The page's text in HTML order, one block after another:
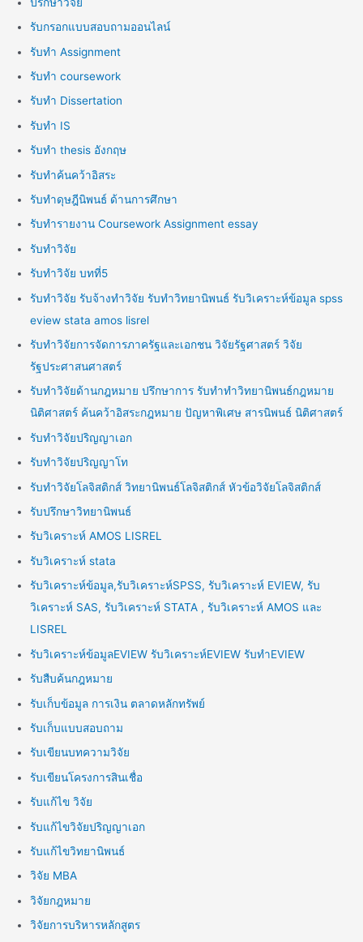
รับกรอกแบบสอบถามออนไลน์
รับทำ Assignment
รับทำ coursework
รับทำ Dissertation
รับทำ IS
รับทำ thesis อังกฤษ
รับทำค้นคว้าอิสระ
รับทำดุษฎีนิพนธ์ ด้านการศึกษา
รับทำรายงาน Coursework Assignment essay
รับทำวิจัย
รับทำวิจัย บทที่5
รับทำวิจัย รับจ้างทำวิจัย รับทำวิทยานิพนธ์ รับวิเคราะห์ข้อมูล spss
eview stata amos lisrel
รับทำวิจัยการจัดการภาครัฐและเอกชน วิจัยรัฐศาสตร์ วิจัย
รัฐประศาสนศาสตร์
รับทำวิจัยด้านกฎหมาย ปรึกษาการ รับทำทำวิทยานิพนธ์กฎหมาย
นิติศาสตร์ ค้นคว้าอิสระกฎหมาย ปัญหาพิเศษ สารนิพนธ์ นิติศาสตร์
รับทำวิจัยปริญญาเอก
รับทำวิจัยปริญญาโท
รับทำวิจัยโลจิสติกส์ วิทยานิพนธ์โลจิสติกส์ หัวข้อวิจัยโลจิสติกส์
รับปรึกษาวิทยานิพนธ์
รับวิเคราะห์ AMOS LISREL
รับวิเคราะห์ stata
รับวิเคราะห์ข้อมูล,รับวิเคราะห์SPSS, รับวิเคราะห์ EVIEW, รับ
วิเคราะห์ SAS, รับวิเคราะห์ STATA , รับวิเคราะห์ AMOS และ
LISREL
รับวิเคราะห์ข้อมูลEVIEW รับวิเคราะห์EVIEW รับทำEVIEW
รับสืบค้นกฎหมาย
รับเก็บข้อมูล การเงิน ตลาดหลักทรัพย์
รับเก็บแบบสอบถาม
รับเขียนบทความวิจัย
รับเขียนโครงการสินเชื่อ
รับแก้ไข วิจัย
รับแก้ไขวิจัยปริญญาเอก
รับแก้ไขวิทยานิพนธ์
วิจัย MBA
วิจัยกฎหมาย
วิจัยการบริหารหลักสูตร